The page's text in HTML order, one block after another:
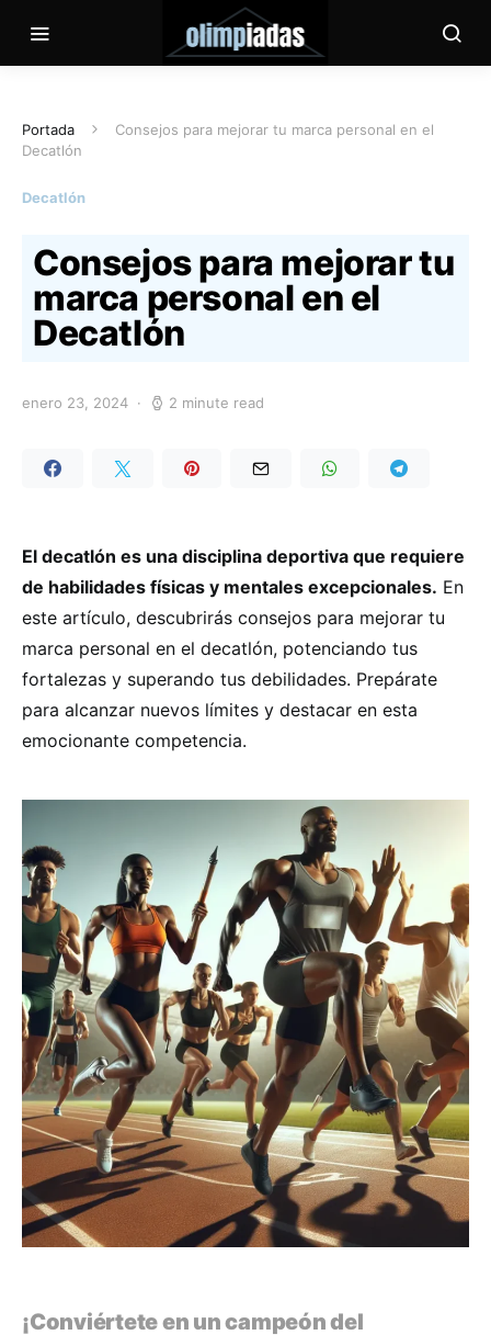
Portada
Consejos para mejorar tu marca personal en el
Decatlón
Decatlón
Consejos para mejorar tu
marca personal en el
Decatlón
enero 23, 2024 2 minute read
El decatlón es una disciplina deportiva que requiere
de habilidades físicas y mentales excepcionales. En
este artículo, descubrirás consejos para mejorar tu
marca personal en el decatlón, potenciando tus
fortalezas y superando tus debilidades. Prepárate
para alcanzar nuevos límites y destacar en esta
emocionante competencia.
¡Conviértete en un campeón del